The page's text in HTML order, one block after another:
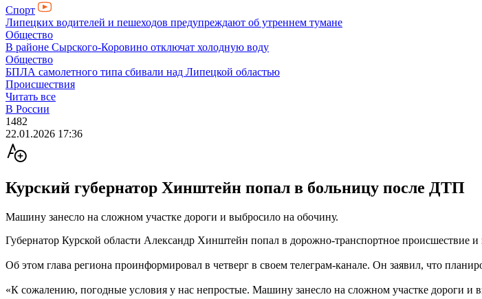
Спорт
Липецких водителей и пешеходов предупреждают об утреннем тумане
Общество
В районе Сырского-Коровино отключат холодную воду
Общество
БПЛА самолетного типа сбивали над Липецкой областью
Происшествия
Читать все
В России
1482
22.01.2026 17:36
Курский губернатор Хинштейн попал в больницу после ДТП
Машину занесло на сложном участке дороги и выбросило на обочину.
Губернатор Курской области Александр Хинштейн попал в дорожно-транспортное происшествие и
Об этом глава региона проинформировал в четверг в своем телеграм-канале. Он заявил, что
«К сожалению, погодные условия у нас непростые. Машину занесло на сложном участке дороги